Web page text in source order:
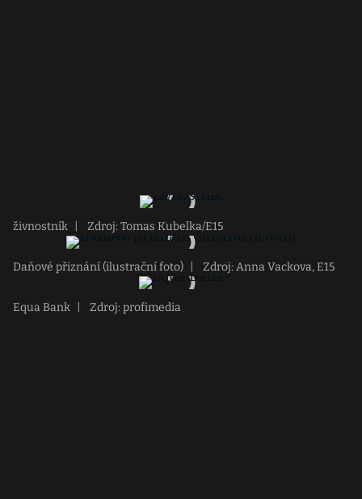
živnostník Zdroj: Tomas Kubelka/E15
Daňové přiznání (ilustrační foto) Zdroj: Anna Vackova, E15
Equa Bank Zdroj: profimedia